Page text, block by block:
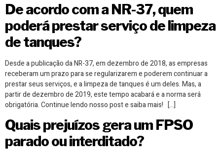
De acordo com a NR-37, quem
poderá prestar serviço de limpeza
de tanques?
Desde a publicação da NR-37, em dezembro de 2018, as empresas
receberam um prazo para se regularizarem e poderem continuar a
prestar seus serviços, e a limpeza de tanques é um deles. Mas, a
partir de dezembro de 2019, este tempo acabará e a norma será
obrigatória. Continue lendo nosso post e saiba mais! […]
Quais prejuízos gera um FPSO
parado ou interditado?